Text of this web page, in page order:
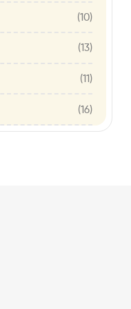
(10)
(13)
(11)
(16)